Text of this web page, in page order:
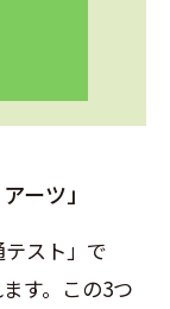
ーツ」
スト」で
す。この3つ